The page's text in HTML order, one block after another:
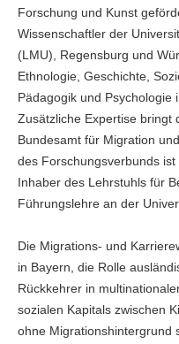
Forschung und Kunst
Wissenschaftler der
(LMU), Regensburg und
Ethnologie, Geschichte,
Pädagogik und Psychologie
Zusätzliche Expertise bringt
Bundesamt für Migration
des Forschungsverbunds ist
Inhaber des Lehrstuhls für
Führungslehre an der
Die Migrations- und
in Bayern, die Rolle
Rückkehrer in
sozialen Kapitals zwischen
ohne Migrationshintergrund